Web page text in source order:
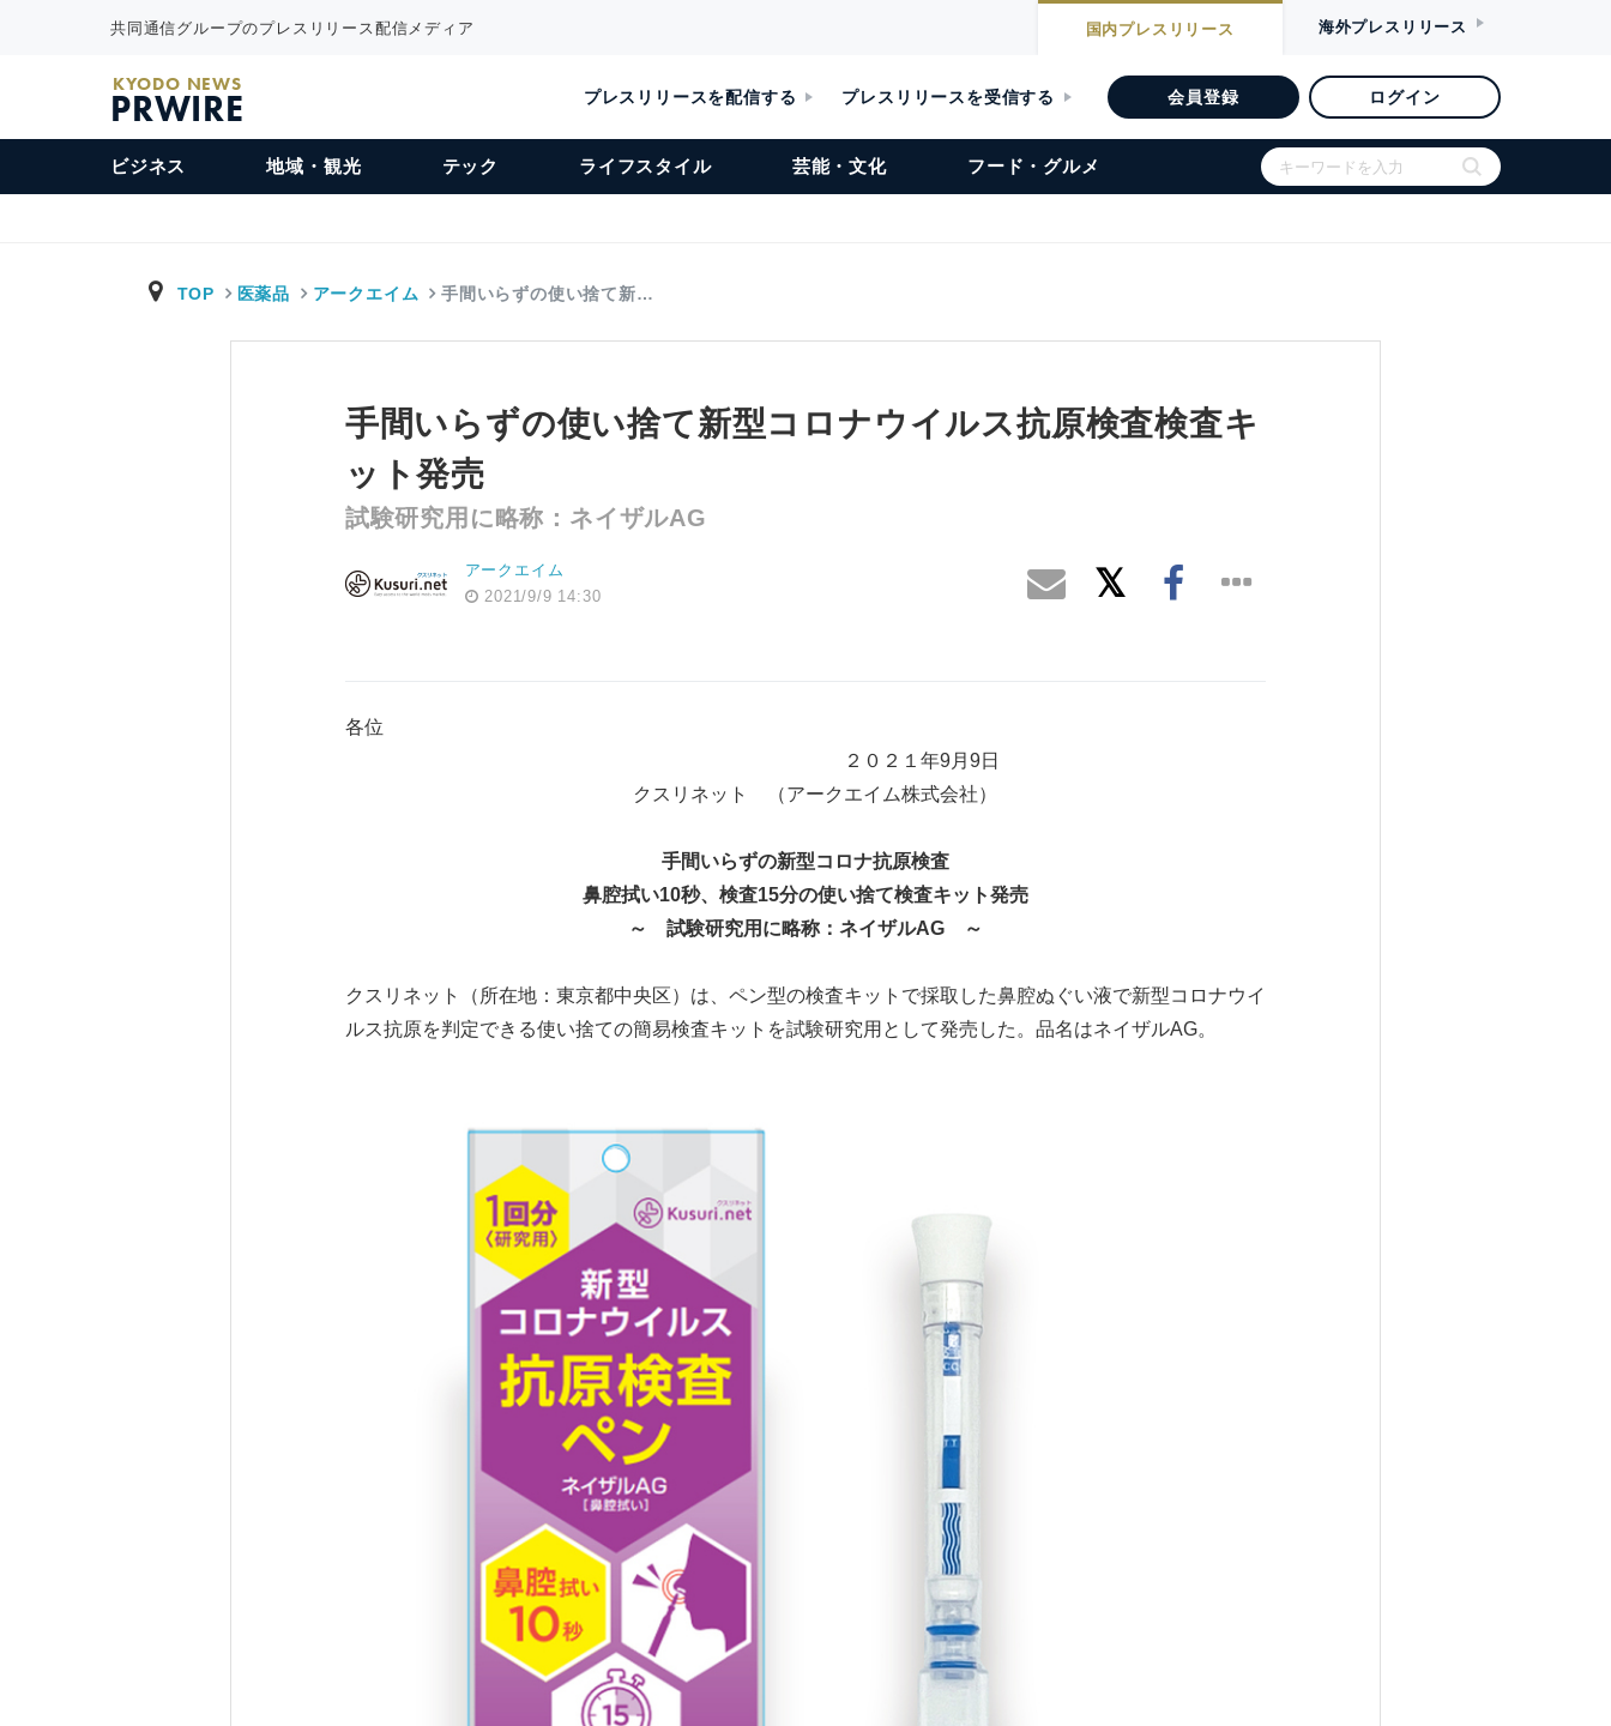
共同通信グループのプレスリリース配信メディア 国内プレスリリース 海外プレスリリース
KYODO NEWS
PRWIRE プレスリリースを配信する プレスリリースを受信する 会員登録 ログイン
ビジネス 地域・観光 テック ライフスタイル 芸能・文化 フード・グルメ
TOP 医薬品 アークエイム 手間いらずの使い捨て新…
手間いらずの使い捨て新型コロナウイルス抗原検査検査キ
ット発売
試験研究用に略称：ネイザルAG
アークエイム
2021/9/9 14:30
各位
２０２１年9月9日
クスリネット （アークエイム株式会社）
手間いらずの新型コロナ抗原検査
鼻腔拭い10秒、検査15分の使い捨て検査キット発売
～ 試験研究用に略称：ネイザルAG～
クスリネット（所在地：東京都中央区）は、ペン型の検査キットで採取した鼻腔ぬぐい液で新型コロナウイ
ルス抗原を判定できる使い捨ての簡易検査キットを試験研究用として発売した。品名はネイザルAG。